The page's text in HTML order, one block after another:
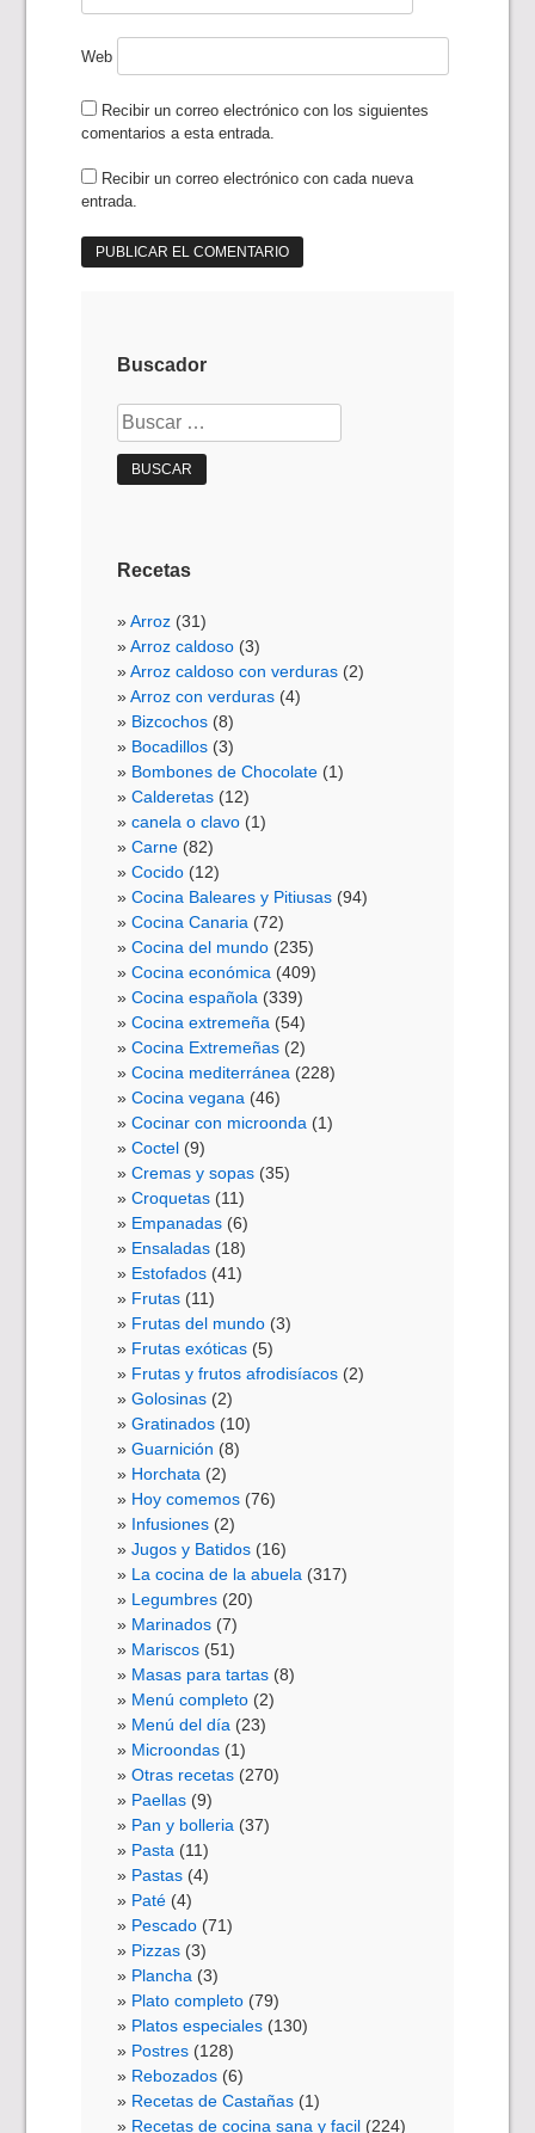
Web
Recibir un correo electrónico con los siguientes
comentarios a esta entrada.
Recibir un correo electrónico con cada nueva
entrada.
Buscador
Buscar:
Recetas
Arroz (31)
Arroz caldoso (3)
Arroz caldoso con verduras (2)
Arroz con verduras (4)
Bizcochos (8)
Bocadillos (3)
Bombones de Chocolate (1)
Calderetas (12)
canela o clavo (1)
Carne (82)
Cocido (12)
Cocina Baleares y Pitiusas (94)
Cocina Canaria (72)
Cocina del mundo (235)
Cocina económica (409)
Cocina española (339)
Cocina extremeña (54)
Cocina Extremeñas (2)
Cocina mediterránea (228)
Cocina vegana (46)
Cocinar con microonda (1)
Coctel (9)
Cremas y sopas (35)
Croquetas (11)
Empanadas (6)
Ensaladas (18)
Estofados (41)
Frutas (11)
Frutas del mundo (3)
Frutas exóticas (5)
Frutas y frutos afrodisíacos (2)
Golosinas (2)
Gratinados (10)
Guarnición (8)
Horchata (2)
Hoy comemos (76)
Infusiones (2)
Jugos y Batidos (16)
La cocina de la abuela (317)
Legumbres (20)
Marinados (7)
Mariscos (51)
Masas para tartas (8)
Menú completo (2)
Menú del día (23)
Microondas (1)
Otras recetas (270)
Paellas (9)
Pan y bolleria (37)
Pasta (11)
Pastas (4)
Paté (4)
Pescado (71)
Pizzas (3)
Plancha (3)
Plato completo (79)
Platos especiales (130)
Postres (128)
Rebozados (6)
Recetas de Castañas (1)
Recetas de cocina sana y facil (224)